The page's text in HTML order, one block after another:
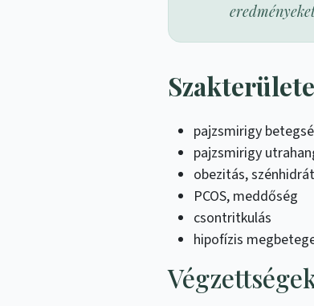
pajzsmirigy
pajzsmirigy
obezitás,
PCOS, meddőség
csontritkulás
hipofízis